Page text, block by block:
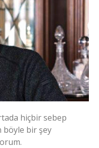
hiçbir sebep
bir şey